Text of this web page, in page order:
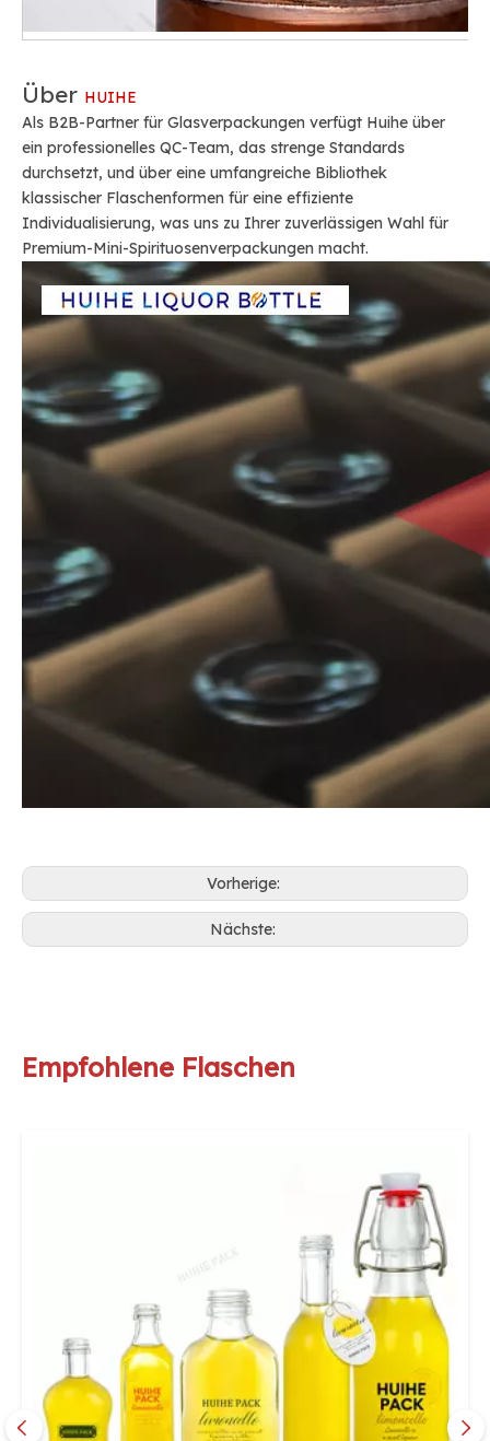
Über HUIHE
Als B2B-Partner für Glasverpackungen verfügt Huihe über
ein professionelles QC-Team, das strenge Standards
durchsetzt, und über eine umfangreiche Bibliothek
klassischer Flaschenformen für eine effiziente
Individualisierung, was uns zu Ihrer zuverlässigen Wahl für
Premium-Mini-Spirituosenverpackungen macht.
Vorherige:
Nächste:
Empfohlene Flaschen